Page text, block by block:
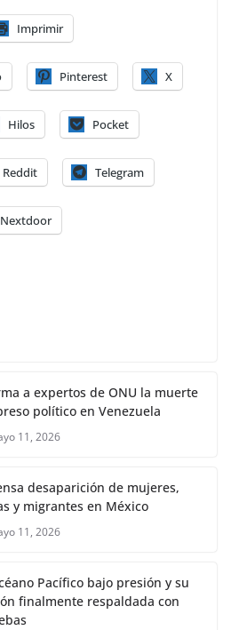
Imprimir
Pinterest X
Hilos Pocket
Reddit Telegram
Nextdoor
a expertos de ONU la muerte
político en Venezuela
11, 2026
desaparición de mujeres,
y migrantes en México
11, 2026
Pacífico bajo presión y su
finalmente respaldada con